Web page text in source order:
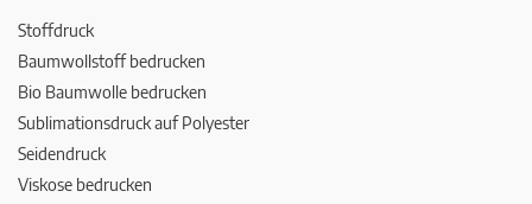
Stoffdruck
Baumwollstoff bedrucken
Bio Baumwolle bedrucken
Sublimationsdruck auf Polyester
Seidendruck
Viskose bedrucken